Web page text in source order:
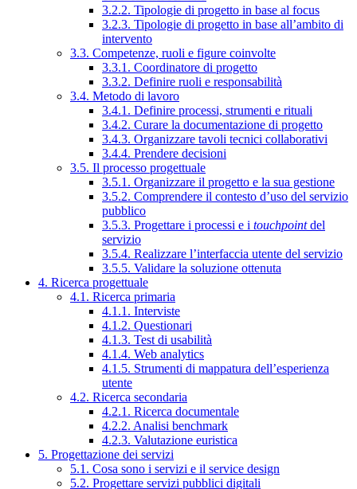
3.2.2. Tipologie di progetto in base al focus
3.2.3. Tipologie di progetto in base all’ambito di
intervento
3.3. Competenze, ruoli e figure coinvolte
3.3.1. Coordinatore di progetto
3.3.2. Definire ruoli e responsabilità
3.4. Metodo di lavoro
3.4.1. Definire processi, strumenti e rituali
3.4.2. Curare la documentazione di progetto
3.4.3. Organizzare tavoli tecnici collaborativi
3.4.4. Prendere decisioni
3.5. Il processo progettuale
3.5.1. Organizzare il progetto e la sua gestione
3.5.2. Comprendere il contesto d’uso del servizio
pubblico
3.5.3. Progettare i processi e i touchpointdel
servizio
3.5.4. Realizzare l’interfaccia utente del servizio
3.5.5. Validare la soluzione ottenuta
4. Ricerca progettuale
4.1. Ricerca primaria
4.1.1. Interviste
4.1.2. Questionari
4.1.3. Test di usabilità
4.1.4. Web analytics
4.1.5. Strumenti di mappatura dell’esperienza
utente
4.2. Ricerca secondaria
4.2.1. Ricerca documentale
4.2.2. Analisi benchmark
4.2.3. Valutazione euristica
5. Progettazione dei servizi
5.1. Cosa sono i servizi e il service design
5.2. Progettare servizi pubblici digitali